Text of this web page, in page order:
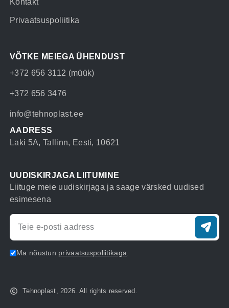
Kontakt
Privaatsuspoliitika
VÕTKE MEIEGA ÜHENDUST
+372 656 3112 (müük)
+372 656 3476
info@tehnoplast.ee
AADRESS
Laki 5A, Tallinn, Eesti, 10621
UUDISKIRJAGA LIITUMINE
Liituge meie uudiskirjaga ja saage värsked uudised
esimesena
Ma nõustun privaatsuspoliitikaga.
Tehnoplast, 2026. All rights reserved.